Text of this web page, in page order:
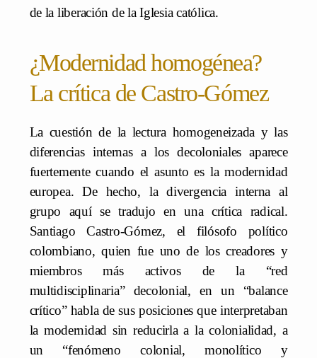
de la liberación de la Iglesia católica.
¿Modernidad homogénea?
La crítica de Castro-Gómez
La cuestión de la lectura homogeneizada y las
diferencias internas a los decoloniales aparece
fuertemente cuando el asunto es la modernidad
europea. De hecho, la divergencia interna al
grupo aquí se tradujo en una crítica radical.
Santiago Castro-Gómez, el filósofo político
colombiano, quien fue uno de los creadores y
miembros más activos de la “red
multidisciplinaria” decolonial, en un “balance
crítico” habla de sus posiciones que interpretaban
la modernidad sin reducirla a la colonialidad, a
un “fenómeno colonial, monolítico y